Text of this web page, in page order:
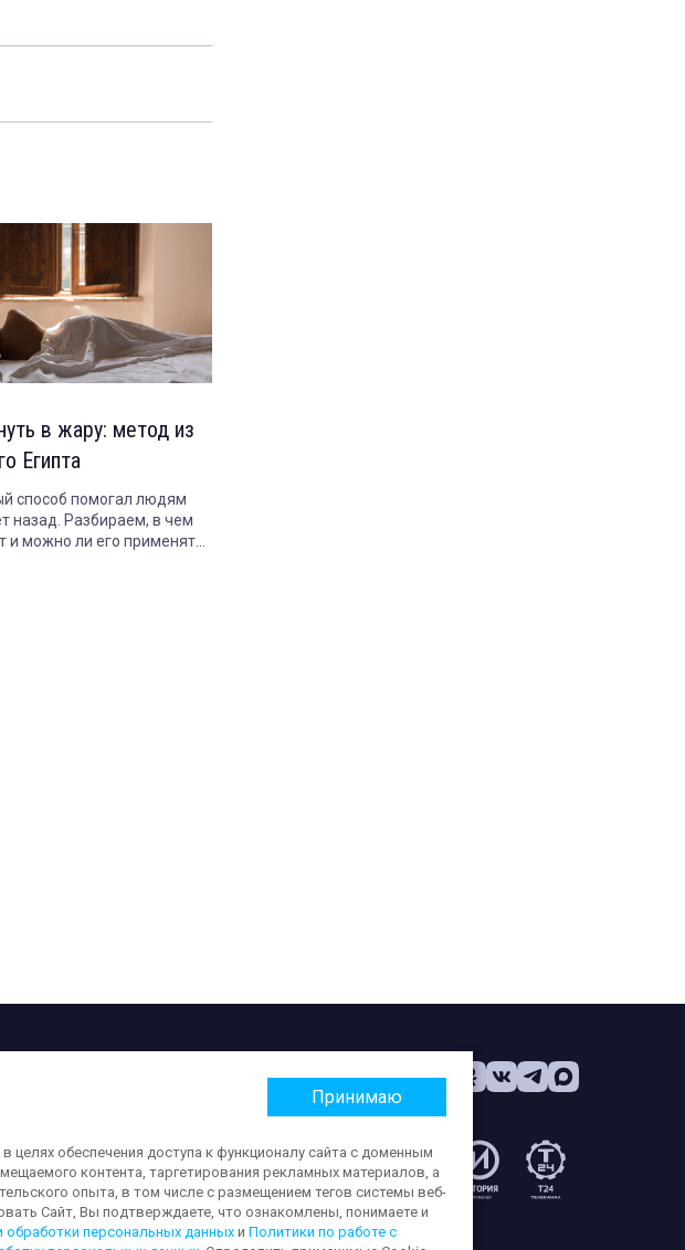
в жару: метод из
Египта
способ помогал людям
назад. Разбираем, в чем
и можно ли его применять
и международным
размещенных на сайте,
значимых сообщений:
Принимаю
обеспечения доступа к функционалу сайта с доменным
контента, таргетирования рекламных материалов, а
опыта, в том числе с размещением тегов системы веб-
Сайт, Вы подтверждаете, что ознакомлены, понимаете и
персональных данныхи Политики по работе с